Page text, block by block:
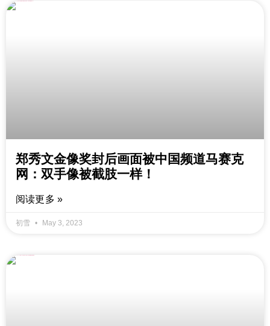
郑秀文金像奖封后画面被中国频道马赛克
网：双手像被截肢一样！
阅读更多 »
初雪 May 3, 2023